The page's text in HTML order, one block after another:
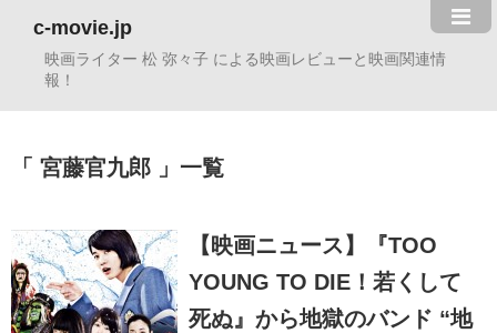
c-movie.jp
映画ライター 松 弥々子 による映画レビューと映画関連情
報！
宮藤官九郎 一覧
【映画ニュース】『TOO
YOUNG TO DIE！若くして
死ぬ』から地獄のバンド “地